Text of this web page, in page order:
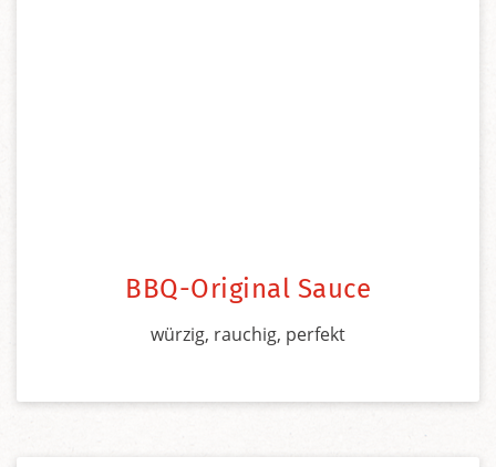
BBQ-Original Sauce
würzig, rauchig, perfekt